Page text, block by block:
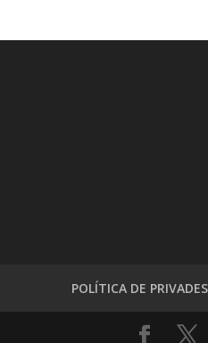
POLÍTICA DE